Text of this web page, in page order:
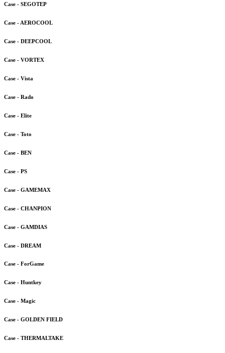
Case - SEGOTEP
Case - AEROCOOL
Case - DEEPCOOL
Case - VORTEX
Case - Vista
Case - Rado
Case - Elite
Case - Toto
Case - BEN
Case - PS
Case - GAMEMAX
Case - CHANPION
Case - GAMDIAS
Case - DREAM
Case - ForGame
Case - Huntkey
Case - Magic
Case - GOLDEN FIELD
Case - THERMALTAKE